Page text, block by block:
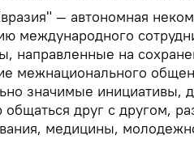
— автономная
международного
направленные на
межнационального
значимые инициативы,
общаться друг с другом,
медицины,